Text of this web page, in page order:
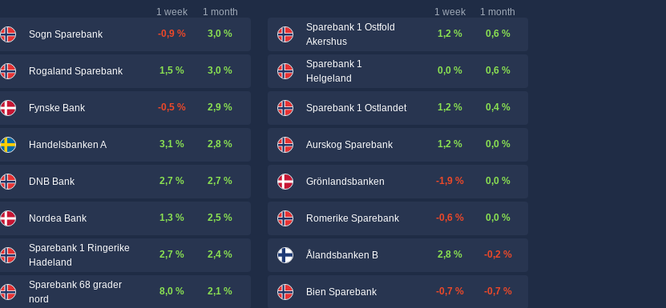
1 week
1 month
Sogn Sparebank
-0,9 % 3,0 %
Rogaland Sparebank 1,5 % 3,0 %
Fynske Bank -0,5 % 2,9 %
Handelsbanken A 3,1 % 2,8 %
DNB Bank 2,7 % 2,7 %
Nordea Bank 1,3 % 2,5 %
Sparebank 1 Ringerike
Hadeland
2,7 % 2,4 %
Sparebank 68 grader
nord
8,0 % 2,1 %
1 week
1 month
Sparebank 1 Ostfold
Akershus
1,2 % 0,6 %
Sparebank 1
Helgeland
0,0 % 0,6 %
Sparebank 1 Ostlandet 1,2 % 0,4 %
Aurskog Sparebank 1,2 % 0,0 %
Grönlandsbanken -1,9 % 0,0 %
Romerike Sparebank -0,6 % 0,0 %
Ålandsbanken B 2,8 % -0,2 %
Bien Sparebank -0,7 % -0,7 %